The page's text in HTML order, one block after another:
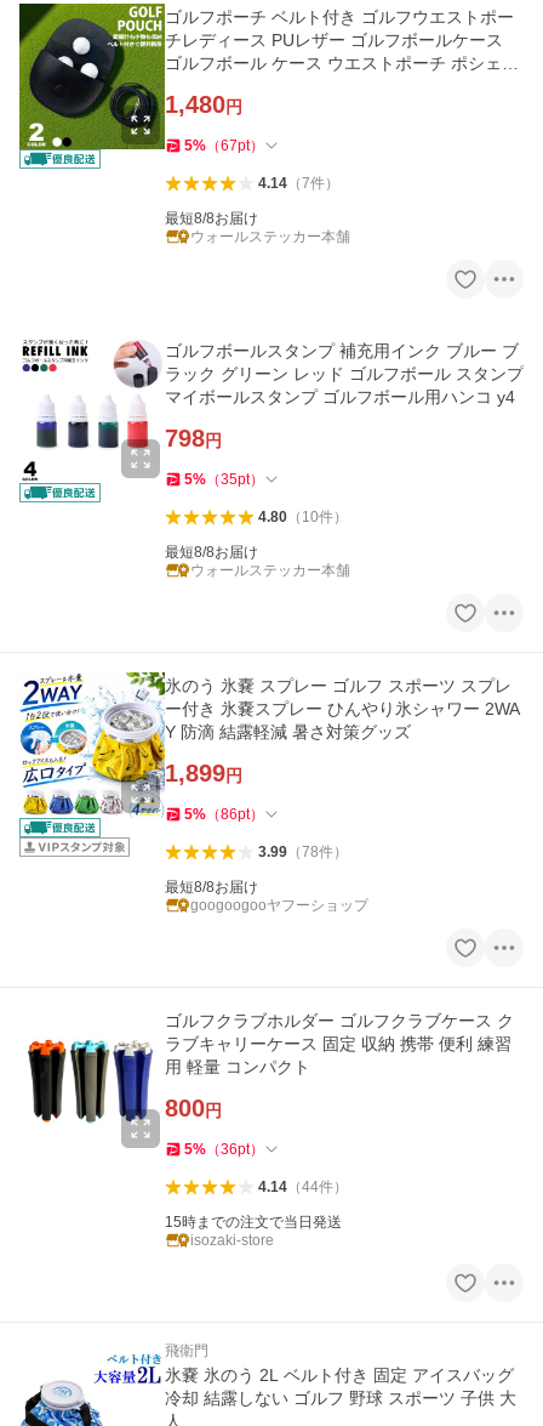
ゴルフポーチ ベルト付き ゴルフウエストポー
チレディース PUレザー ゴルフボールケース
ゴルフボール ケース ウエストポーチ ポシェッ
1,480円
5% （67pt）
4.14（7件）
最短8/8お届け
ウォールステッカー本舗
ゴルフボールスタンプ 補充用インク ブルー ブ
ラック グリーン レッド ゴルフボール スタンプ
マイボールスタンプ ゴルフボール用ハンコ y4
798円
5% （35pt）
4.80（ 10件）
最短8/8お届け
ウォールステッカー本舗
氷のう 氷嚢 スプレー ゴルフ スポーツ スプレ
ー付き 氷嚢スプレー ひんやり氷シャワー 2WA
Y 防滴 結露軽減 暑さ対策グッズ
1,899円
5% （86pt）
3.99（78件）
最短8/8お届け
googoogooヤフーショップ
ゴルフクラブホルダー ゴルフクラブケース ク
ラブキャリーケース 固定 収納 携帯 便利 練習
用 軽量 コンパクト
800円
5% （36pt）
4.14（44件）
15時までの注文で当日発送
isozaki-store
飛衛門
氷嚢 氷のう 2L ベルト付き 固定 アイスバッグ
冷却 結露しない ゴルフ 野球 スポーツ 子供 大
人